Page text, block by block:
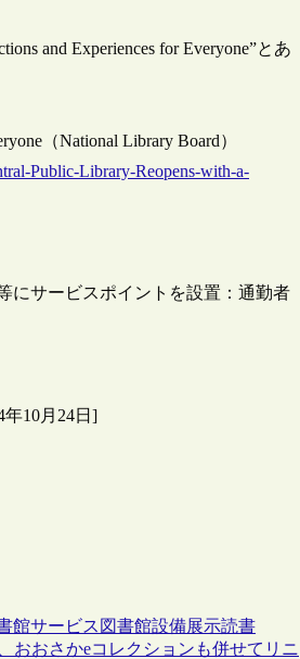
and Experiences for Everyone”とあ
（National Library Board）
Public-Library-Reopens-with-a-
にサービスポイントを設置：通勤者
10月24日]
館サービス 図書館設備展示読書
おおさかeコレクションも併せてリニ